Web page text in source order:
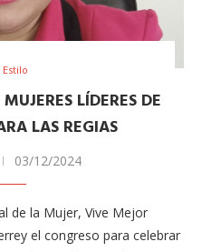
LÍDERES DE
LAS REGIAS
03/12/2024
de la Mujer, Vive Mejor
el congreso para celebrar